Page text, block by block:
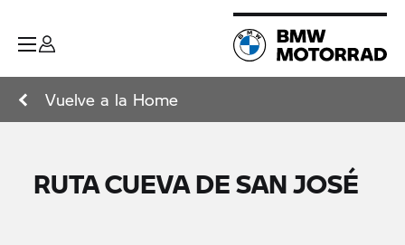
Vuelve a la Home
RUTA CUEVA DE SAN JOSÉ